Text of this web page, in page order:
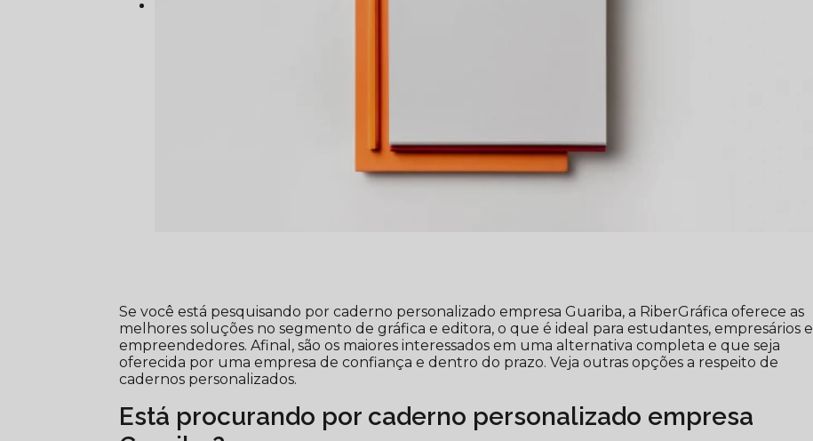
Se você está pesquisando por caderno personalizado empresa Guariba, a RiberGráfica oferece as
melhores soluções no segmento de gráfica e editora, o que é ideal para estudantes, empresários e
empreendedores. Afinal, são os maiores interessados em uma alternativa completa e que seja
oferecida por uma empresa de confiança e dentro do prazo. Veja outras opções a respeito de
cadernos personalizados.
Está procurando por caderno personalizado empresa